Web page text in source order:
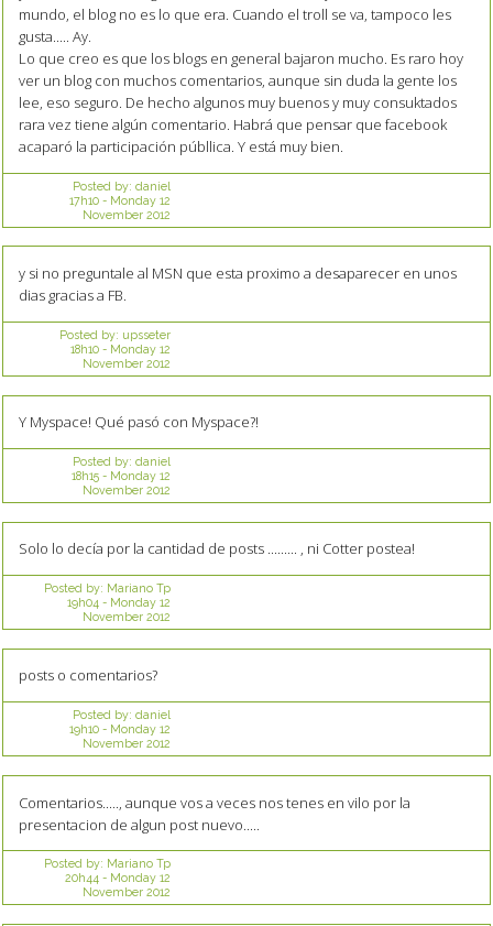
mundo, el blog no es lo que era. Cuando el troll se va, tampoco les
gusta..... Ay.
Lo que creo es que los blogs en general bajaron mucho. Es raro hoy
ver un blog con muchos comentarios, aunque sin duda la gente los
lee, eso seguro. De hecho algunos muy buenos y muy consuktados
rara vez tiene algún comentario. Habrá que pensar que facebook
acaparó la participación públlica. Y está muy bien.
Posted by: daniel
17h10- Monday 12
November 2012
y si no preguntale al MSN que esta proximo a desaparecer en unos
dias gracias a FB.
Posted by: upsseter
18h10- Monday 12
November 2012
Y Myspace! Qué pasó con Myspace?!
Posted by: daniel
18h15- Monday 12
November 2012
Solo lo decía por la cantidad de posts ......... , ni Cotter postea!
Posted by: Mariano Tp
19h04 - Monday 12
November 2012
posts o comentarios?
Posted by: daniel
19h10- Monday 12
November 2012
Comentarios....., aunque vos a veces nos tenes en vilo por la
presentacion de algun post nuevo.....
Posted by: Mariano Tp
20h44 - Monday 12
November 2012